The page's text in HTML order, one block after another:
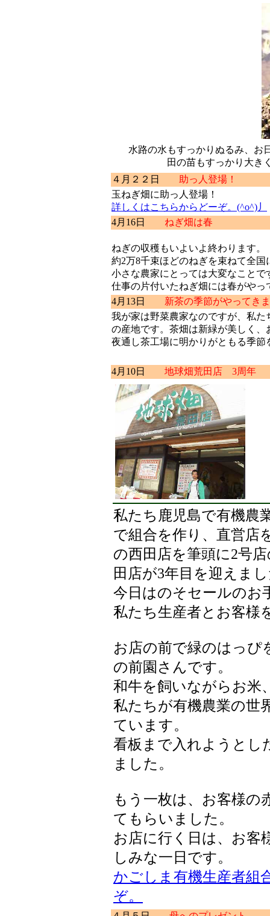
水路の水もすっかりぬるみ、お
田の苗もすっかり大き
４月２２日
助っ人登場！
玉ねぎ畑に助っ人登場！
詳しくはこちらからどーぞ。(^o^)丿
4月16日 ねぎ畑は春
ねぎの収穫もいよいよ終わります。
約2万8千束ほどのねぎを束ねて全国
小さな農家にとっては大変なことで
仕事の片付いたねぎ畑には春がやっ
4月13日 新茶の季節がやってき
我が家は野菜農家なのですが、私
の産地です。茶畑は新緑が美しく
夜通し茶工場に明かりがともる季節
4月10日 地球畑荒田店 3周年
私たち鹿児島で有機農
で組合を作り、直営店
の西田店を筆頭に2号
田店が3年目を迎えま
今日はのそセールのお
私たち生産者とお客様
お店の前で緑のはっぴ
の前園さんです。
和牛を飼いながらお米
私たちが有機農業の世
ています。
看板まで入れようとし
ました。
もう一枚は、お客様の
てもらいました。
お店に行く日は、お客
しみな一日です。
かごしま有機生産者組
ぞ。